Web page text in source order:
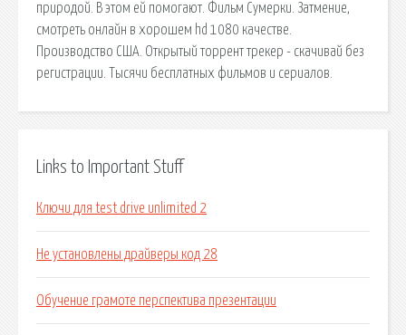
природой. В этом ей помогают. Фильм Сумерки. Затмение,
смотреть онлайн в хорошем hd 1080 качестве.
Производство США. Открытый торрент трекер - скачивай без
регистрации. Тысячи бесплатных фильмов и сериалов.
Links to Important Stuff
Ключи для test drive unlimited 2
Не установлены драйверы код 28
Обучение грамоте перспектива презентации